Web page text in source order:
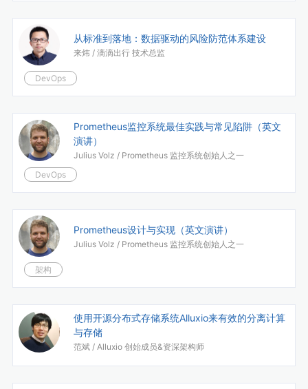
从标准到落地：数据驱动的风险防范体系建设
来炜 / 滴滴出行 技术总监
DevOps
Prometheus监控系统最佳实践与常见陷阱（英文
演讲）
Julius Volz / Prometheus 监控系统创始人之一
DevOps
Prometheus设计与实现（英文演讲）
Julius Volz / Prometheus 监控系统创始人之一
架构
使用开源分布式存储系统Alluxio来有效的分离计算
与存储
范斌 / Alluxio 创始成员&资深架构师